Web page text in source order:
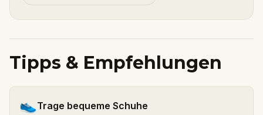
Tipps & Empfehlungen
👟Trage bequeme Schuhe